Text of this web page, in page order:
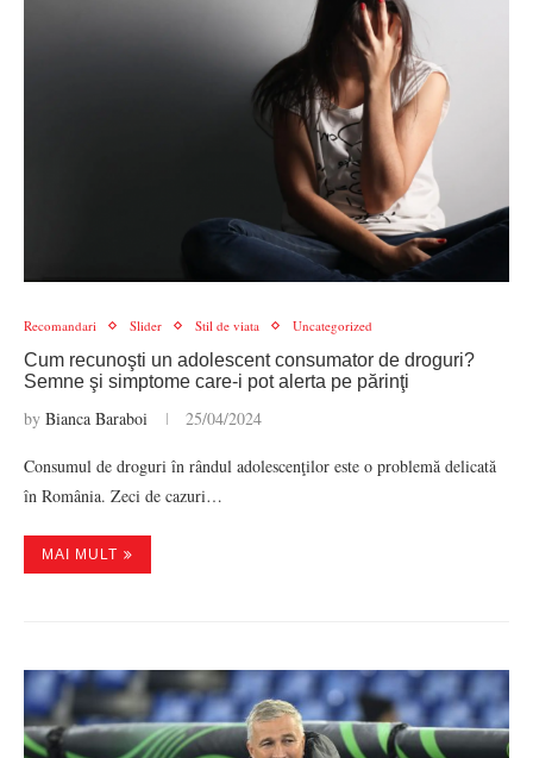
Recomandari Slider Stil de viata Uncategorized
Cum recunoşti un adolescent consumator de droguri?
Semne şi simptome care-i pot alerta pe părinţi
by Bianca Baraboi 25/04/2024
Consumul de droguri în rândul adolescenţilor este o problemă delicată
în România. Zeci de cazuri…
MAI MULT